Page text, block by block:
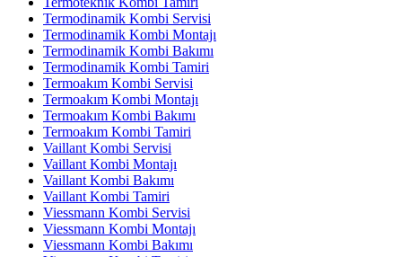
Termodinamik Kombi Servisi
Termodinamik Kombi Montajı
Termodinamik Kombi Bakımı
Termodinamik Kombi Tamiri
Termoakım Kombi Servisi
Termoakım Kombi Montajı
Termoakım Kombi Bakımı
Termoakım Kombi Tamiri
Vaillant Kombi Servisi
Vaillant Kombi Montajı
Vaillant Kombi Bakımı
Vaillant Kombi Tamiri
Viessmann Kombi Servisi
Viessmann Kombi Montajı
Viessmann Kombi Bakımı